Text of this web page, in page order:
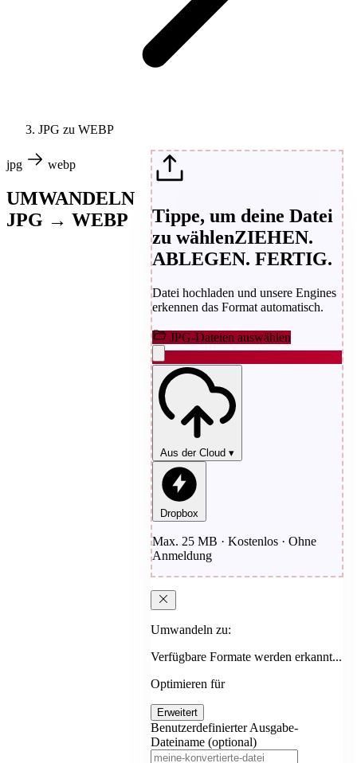
JPG zu WEBP
jpg webp
UMWANDELN
JPG → WEBP
Tippe, um deine Datei
zu wählenZIEHEN.
ABLEGEN. FERTIG.
Datei hochladen und unsere Engines
erkennen das Format automatisch.
JPG-Dateien auswählen
Aus der Cloud ▾
Dropbox
Max. 25 MB · Kostenlos · Ohne
Anmeldung
Umwandeln zu:
Verfügbare Formate werden erkannt...
Optimieren für
Erweitert
Benutzerdefinierter Ausgabe-
Dateiname (optional)